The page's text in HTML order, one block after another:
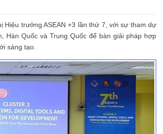
Hiệu trưởng ASEAN +3 lần thứ 7, với sự tham dự
Hàn Quốc và Trung Quốc để bàn giải pháp hợp
sáng tạo.